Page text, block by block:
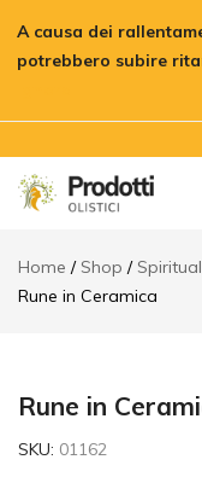
A causa dei
potrebbero subire
Home Shop
Rune in Ceramica
Rune in
SKU: 01162
Rune in
Ceramica
Descrizione
Recensioni
(0)